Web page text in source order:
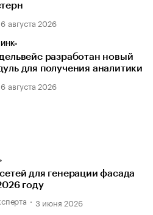
6 августа 2026
разработан новый
для получения аналитики
6 августа 2026
для генерации фасада
году
3 июня 2026